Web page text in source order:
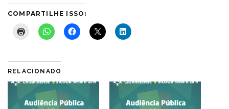
COMPARTILHE ISSO:
RELACIONADO